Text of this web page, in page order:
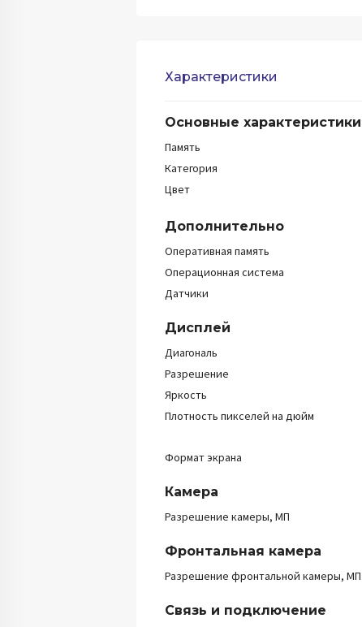
Характеристики
Основные характеристики
Память
Категория
Цвет
Дополнительно
Оперативная память
Операционная система
Датчики
Дисплей
Диагональ
Разрешение
Яркость
Плотность пикселей на дюйм
Формат экрана
Камера
Разрешение камеры, МП
Фронтальная камера
Разрешение фронтальной камеры, МП
Связь и подключение